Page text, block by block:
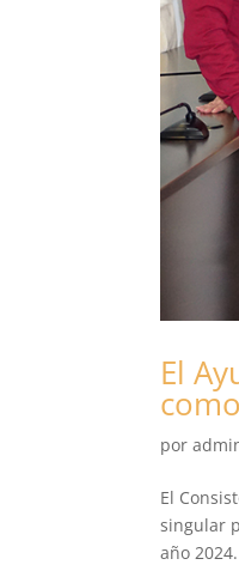
El
por
El
singular
año